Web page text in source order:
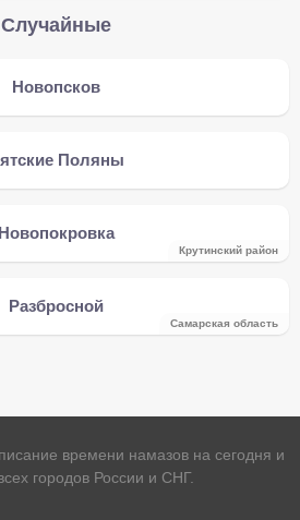
Случайные
Новопсков
Поляны
Новопокровка
Крутинский район
Разбросной
Самарская область
времени намазов на сегодня и
городов России и СНГ.